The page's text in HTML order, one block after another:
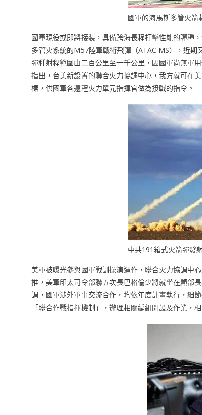
國軍的海馬斯多管火
國軍現役或即將接裝，具備跨海長程打擊性能的彈種
多管火系統的M57陸軍戰術飛彈（ATAC MS），近
彈種射程範圍由二百公里至一千公里，因國軍尚無軍
指出，台美新設置的聯合火力協調中心，我方就可在
標，供國軍各遠程火力單元指揮官做為接戰的指令。
中共191箱式火箭彈發
美軍被曝光參與國軍戰訓操演運作，聯合火力協調中
推，美軍印太司令部聯五次長巴格倫少將就坐在顧部
調，國軍涉外軍事交流合作，均依年度計畫執行，細
「聯合作戰指揮機制」，辦理相關編組開設及作業，